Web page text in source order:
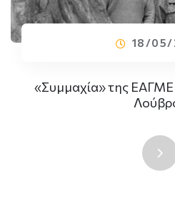
18/05/
«Συμμαχία» της